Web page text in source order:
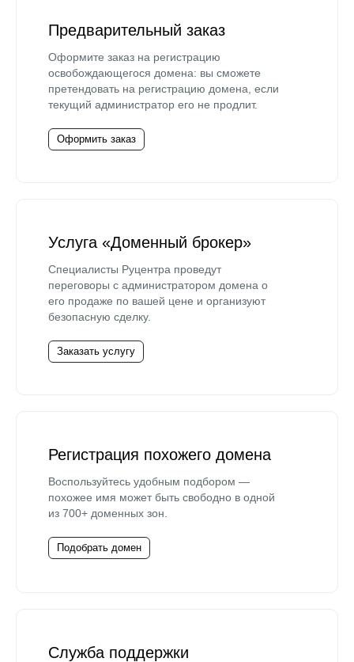
Предварительный заказ
Оформите заказ на регистрацию
освобождающегося домена: вы сможете
претендовать на регистрацию домена, если
текущий администратор его не продлит.
Оформить заказ
Услуга «Доменный брокер»
Специалисты Руцентра проведут
переговоры с администратором домена о
его продаже по вашей цене и организуют
безопасную сделку.
Заказать услугу
Регистрация похожего домена
Воспользуйтесь удобным подбором —
похожее имя может быть свободно в одной
из 700+ доменных зон.
Подобрать домен
Служба поддержки